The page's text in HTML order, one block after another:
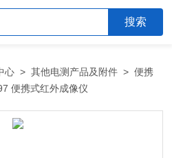
心 >其他电测产品及附件 >便携
便携式红外成像仪